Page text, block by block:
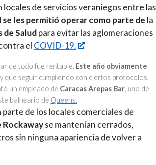
de servicios veraniegos entre las
se les permitió operar como parte de la
de Saludpara evitar las aglomeraciones
el COVID-19.
de todo fue rentable. Este año obviamente
que seguir cumpliendo con ciertos protocolos.
un empleado de Caracas Arepas Bar, uno de
balneario de Queens.
parte de los locales comerciales de
Rockawayse mantenían cerrados,
sin ninguna apariencia de volver a